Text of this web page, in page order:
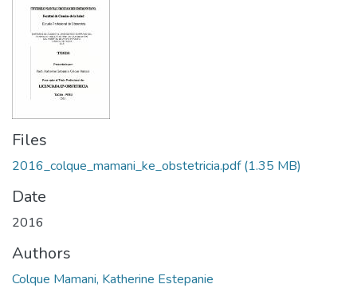
Files
2016_colque_mamani_ke_obstetricia.pdf(1.35 MB)
Date
2016
Authors
Colque Mamani, Katherine Estepanie